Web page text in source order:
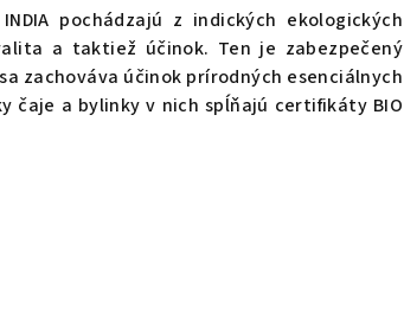
pochádzajú z indických ekologických
a taktiež účinok. Ten je zabezpečený
zachováva účinok prírodných esenciálnych
čaje a bylinky v nich spĺňajú certifikáty BIO